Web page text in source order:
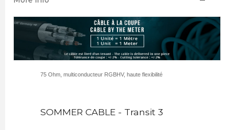
75 Ohm, multiconducteur RGBHV, haute flexibilité
SOMMER CABLE - Transit 3